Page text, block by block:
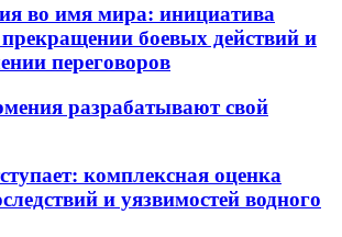
во имя мира: инициатива
боевых действий и
переговоров
разрабатывают свой
комплексная оценка
и уязвимостей водного